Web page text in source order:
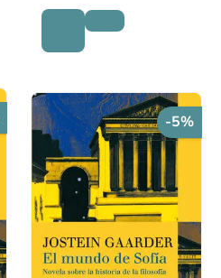
-5%